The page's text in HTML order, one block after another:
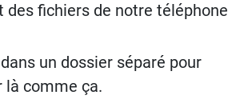
fichiers de notre téléphone
un dossier séparé pour
là comme ça.